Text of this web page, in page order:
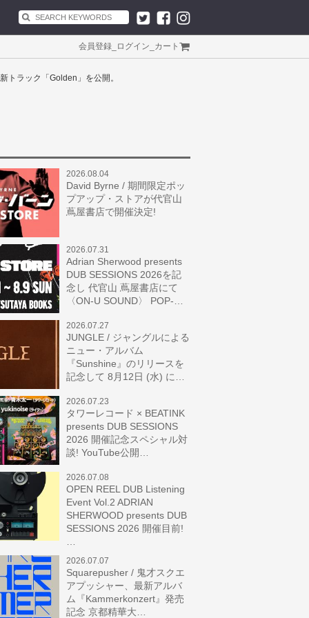
会員登録 ログイン カート
トラック「Golden」を公開。
2026.08.04
David Byrne / 期間限定ポッ
プアップ・ストアが代官山
蔦屋書店で開催決定!
2026.07.31
Adrian Sherwood presents
DUB SESSIONS 2026を記
念し 代官山 蔦屋書店にて
〈ON-U SOUND〉 POP-…
2026.07.27
JUNGLE / ジャングルによる
ニュー・アルバム
『Sunshine』のリリースを
記念して 8月12日 (水) に…
2026.07.23
タワーレコード × BEATINK
presents DUB SESSIONS
2026 開催記念スペシャル対
談! YouTube公開…
2026.07.08
OPEN REEL DUB Listening
Event Vol.2 ADRIAN
SHERWOOD presents DUB
SESSIONS 2026 開催目前!
2026.07.07
Squarepusher / 鬼才スクエ
アプッシャー、最新アルバ
ム『Kammerkonzert』発売
記念 京都精華大…